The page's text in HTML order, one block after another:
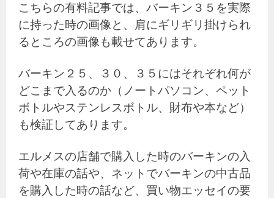
こちらの有料記事では、バーキン３５を実際
に持った時の画像と、肩にギリギリ掛けられ
るところの画像も載せてあります。
バーキン２５、３０、３５にはそれぞれ何が
どこまで入るのか（ノートパソコン、ペット
ボトルやステンレスボトル、財布や本など）
も検証してあります。
エルメスの店舗で購入した時のバーキンの入
荷や在庫の話や、ネットでバーキンの中古品
を購入した時の話など、買い物エッセイの要